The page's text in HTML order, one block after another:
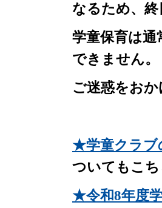
なるため、
学童保育は通
できません。
ご迷惑をお
★学童クラ
ついてもこ
★令和8年度